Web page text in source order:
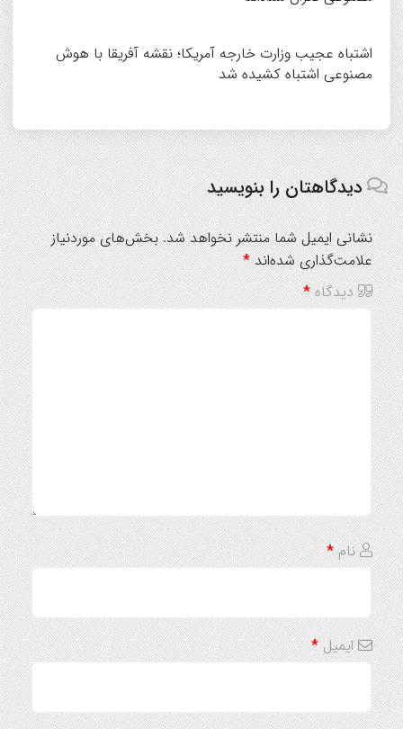
اشتباه عجیب وزارت خارجه آمریکا؛ نقشه آفریقا با هوش
مصنوعی اشتباه کشیده شد
دیدگاهتان را بنویسید
نشانی ایمیل شما منتشر نخواهد شد. بخش‌های موردنیاز
علامت‌گذاری شده‌اند*
دیدگاه*
نام*
ایمیل*